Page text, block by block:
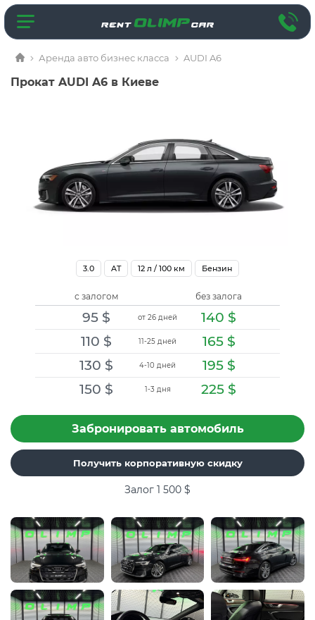
Аренда авто бизнес класса AUDI A6
Прокат AUDI A6 в Киеве
3.0 AT 12 л / 100 км Бензин
с залогом без залога
от 26 дней
95 $ 140 $
11-25 дней
110 $ 165 $
4-10 дней
130 $ 195 $
1-3 дня
150 $ 225 $
Забронировать автомобиль
Получить корпоративную скидку
Залог 1 500 $